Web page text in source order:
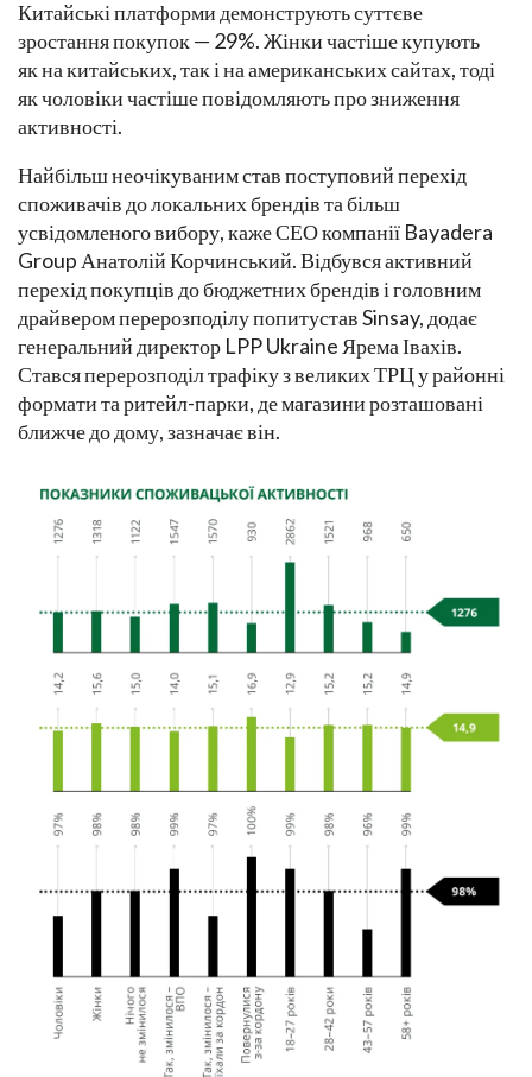
Китайські платформи демонструють суттєве
зростання покупок — 29%. Жінки частіше купують
як на китайських, так і на американських сайтах, тоді
як чоловіки частіше повідомляють про зниження
активності.
Найбільш неочікуваним став поступовий перехід
споживачів до локальних брендів та більш
усвідомленого вибору, каже СЕО компанії Bayadera
Group Анатолій Корчинський. Відбувся активний
перехід покупців до бюджетних брендів і головним
драйвером перерозподілу попитустав Sinsay, додає
генеральний директор LPP Ukraine Ярема Івахів.
Стався перерозподіл трафіку з великих ТРЦ у районні
формати та ритейл-парки, де магазини розташовані
ближче до дому, зазначає він.